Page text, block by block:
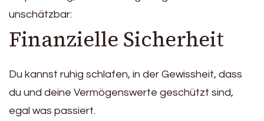
unschätzbar:
Finanzielle Sicherheit
Du kannst ruhig schlafen, in der Gewissheit, dass
du und deine Vermögenswerte geschützt sind,
egal was passiert.